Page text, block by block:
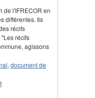
de l'IFRECOR en
différentes. Ils
récifs
récifs
agissons
, document de